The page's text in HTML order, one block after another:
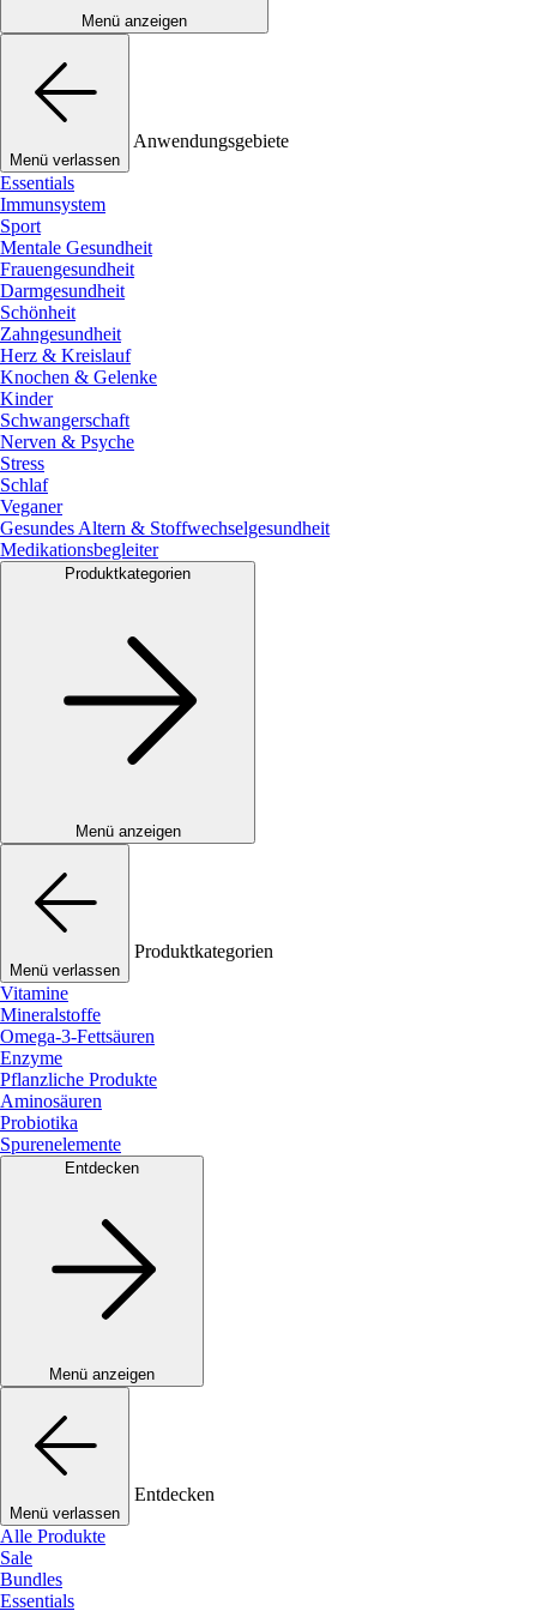
Menü anzeigen
Menü verlassen
Anwendungsgebiete
Essentials
Immunsystem
Sport
Mentale Gesundheit
Frauengesundheit
Darmgesundheit
Schönheit
Zahngesundheit
Herz & Kreislauf
Knochen & Gelenke
Kinder
Schwangerschaft
Nerven & Psyche
Stress
Schlaf
Veganer
Gesundes Altern & Stoffwechselgesundheit
Medikationsbegleiter
Produktkategorien
Menü anzeigen
Menü verlassen
Produktkategorien
Vitamine
Mineralstoffe
Omega-3-Fettsäuren
Enzyme
Pflanzliche Produkte
Aminosäuren
Probiotika
Spurenelemente
Entdecken
Menü anzeigen
Menü verlassen
Entdecken
Alle Produkte
Sale
Bundles
Essentials